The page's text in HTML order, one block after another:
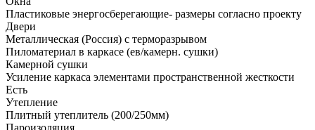
Пластиковые энергосберегающие- размеры согласно проекту
Двери
Металлическая (Россия) с терморазрывом
Пиломатериал в каркасе (ев/камерн. сушки)
Камерной сушки
Усиление каркаса элементами пространственной жесткости
Есть
Утепление
Плитный утеплитель (200/250мм)